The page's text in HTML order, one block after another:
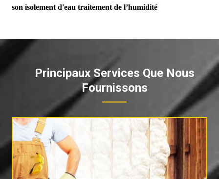
son isolement d'eau traitement de l’humidité
Principaux Services Que Nous
Fournissons